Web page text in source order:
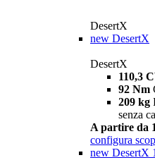
DesertX
new DesertX
DesertX
110,3
92 Nm
209 kg
senza
A partire da
configura
new DesertX